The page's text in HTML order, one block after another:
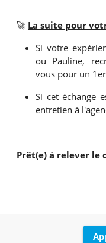
🚀 La suite pour
Si votre
ou Pauline,
vous pour un
Si cet échange
entretien à
Prêt(e) à relever le